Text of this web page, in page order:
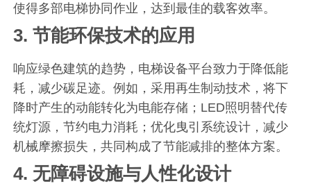
使得多部电梯协同作业，达到最佳的载客效率。
3.节能环保技术的应用
响应绿色建筑的趋势，电梯设备平台致力于降低能
耗，减少碳足迹。例如，采用再生制动技术，将下
降时产生的动能转化为电能存储；LED照明替代传
统灯源，节约电力消耗；优化曳引系统设计，减少
机械摩擦损失，共同构成了节能减排的整体方案。
4. 无障碍设施与人性化设计